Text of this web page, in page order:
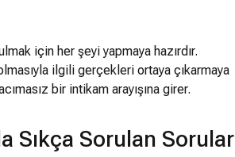
için her şeyi yapmaya hazırdır.
ilgili gerçekleri ortaya çıkarmaya
bir intikam arayışına girer.
Sıkça Sorulan Sorular